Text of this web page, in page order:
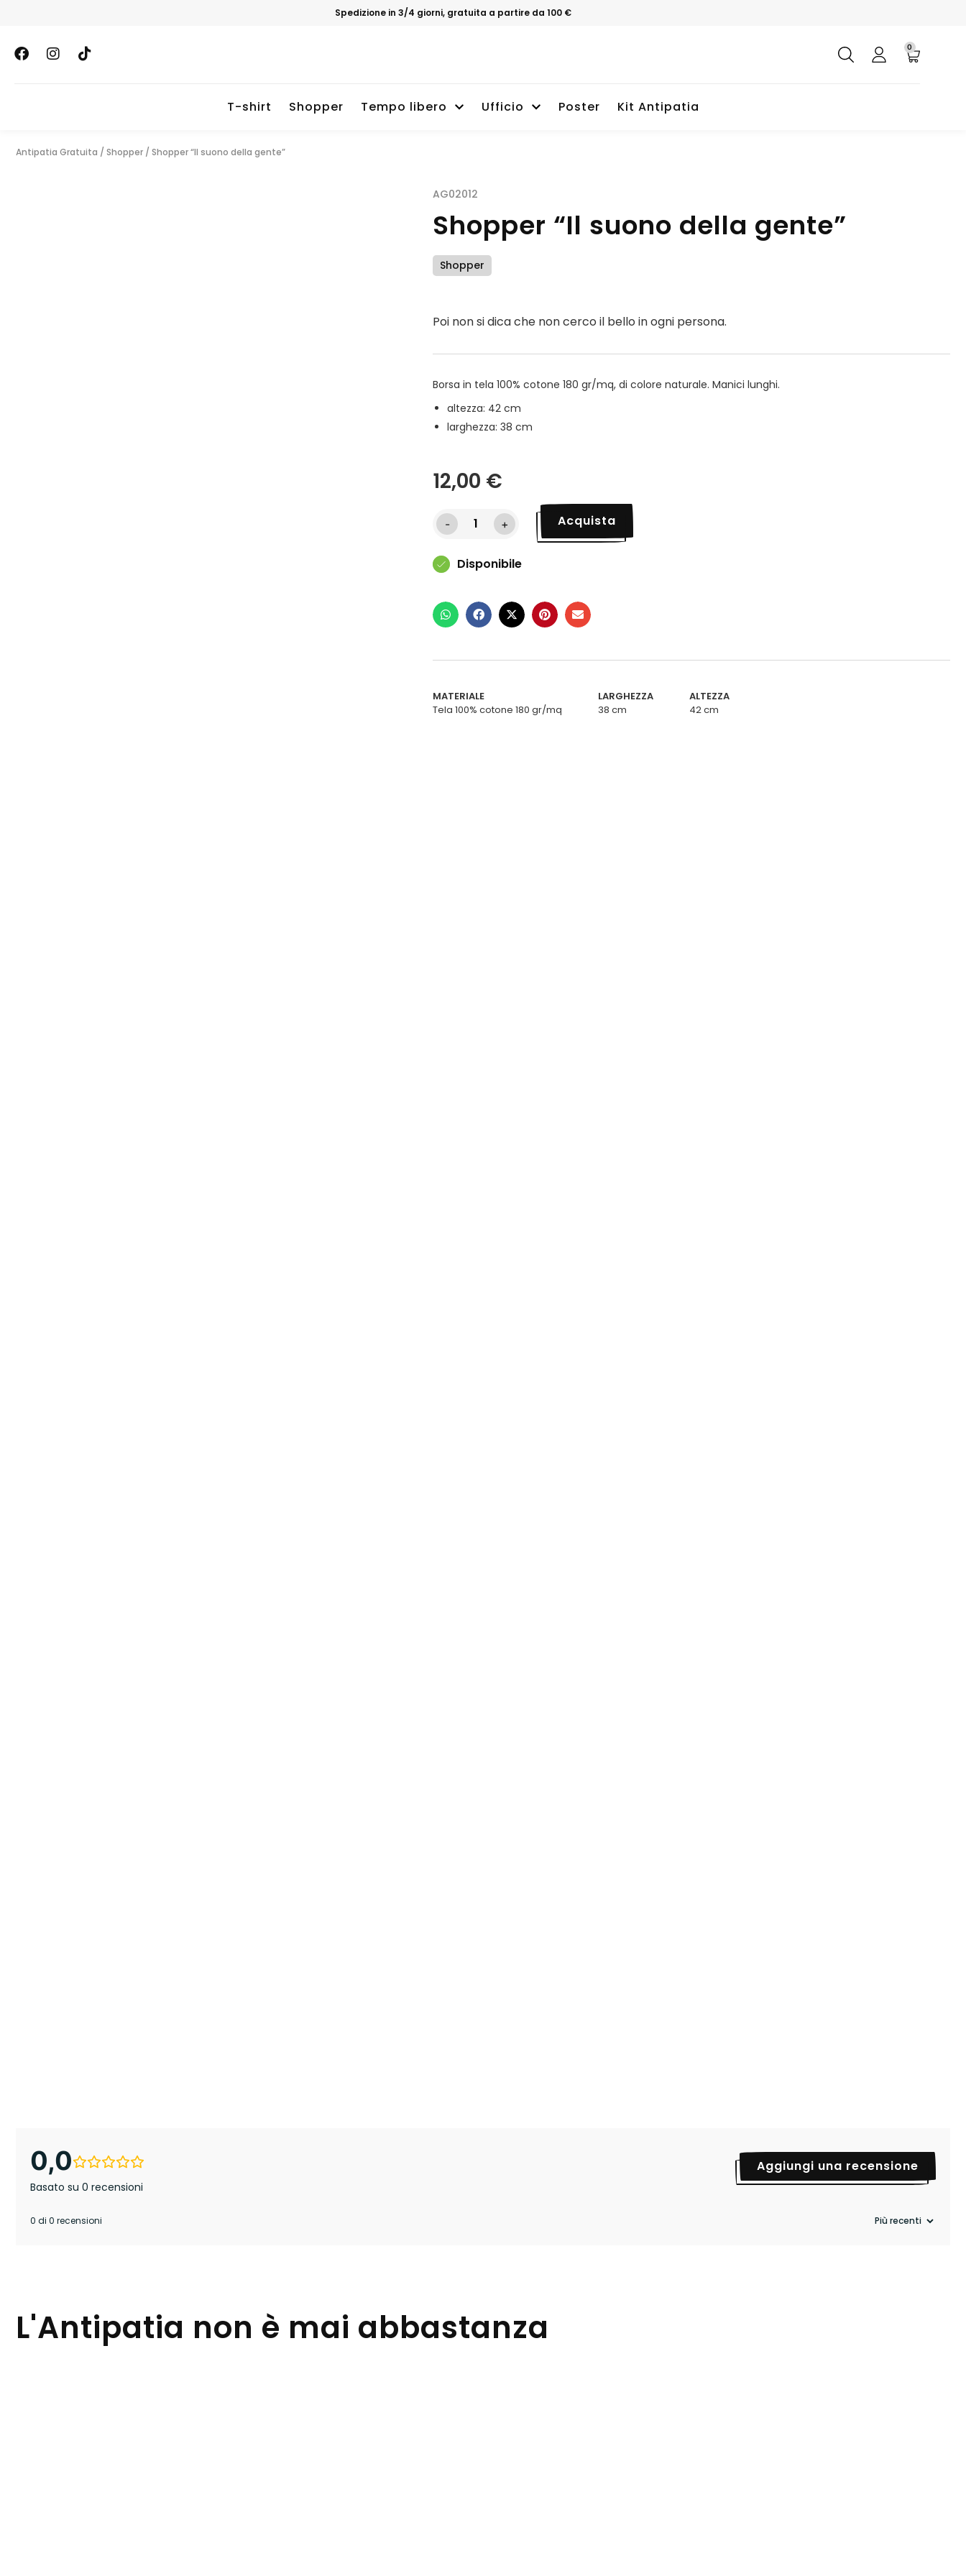
Spedizione in 3/4 giorni, gratuita a partire da 100 €
0
T-shirt Shopper Tempo libero Ufficio Poster Kit Antipatia
Antipatia Gratuita / Shopper / Shopper “Il suono della gente”
AG02012
Shopper “Il suono della gente”
Shopper
Poi non si dica che non cerco il bello in ogni persona.
Borsa in tela 100% cotone 180 gr/mq, di colore naturale. Manici lunghi.
altezza: 42 cm
larghezza: 38 cm
12,00 €
- + Acquista
Disponibile
MATERIALE
Tela 100% cotone 180 gr/mq
LARGHEZZA
38 cm
ALTEZZA
42 cm
0,0
Basato su 0 recensioni
Aggiungi una recensione
0 di 0 recensioni
L'Antipatia non è mai abbastanza